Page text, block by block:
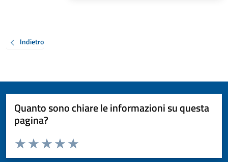
Indietro
Quanto sono chiare le informazioni su questa
pagina?
Valuta da 1 a 5 stelle la pagina
Valuta 5 stelle su 5
Valuta 4 stelle su 5
Valuta 3 stelle su 5
Valuta 2 stelle su 5
Valuta 1 stelle su 5